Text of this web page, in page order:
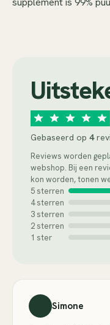
Gebaseerd op 4
Reviews worden
webshop. Bij een
kon worden, tonen
5 sterren
4 sterren
3 sterren
2 sterren
1 ster
Simone